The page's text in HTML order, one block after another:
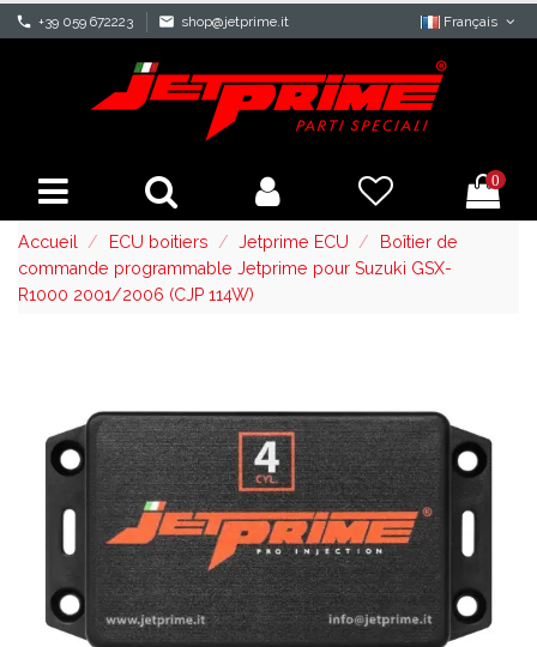
phone +39 059 672223 mail shop@jetprime.it Français
0
Accueil ECU boitiers Jetprime ECU
Boîtier de
commande programmable Jetprime pour Suzuki GSX-
R1000 2001/2006 (CJP 114W)